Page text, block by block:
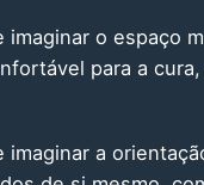
imaginar o espaço
para a
imaginar a